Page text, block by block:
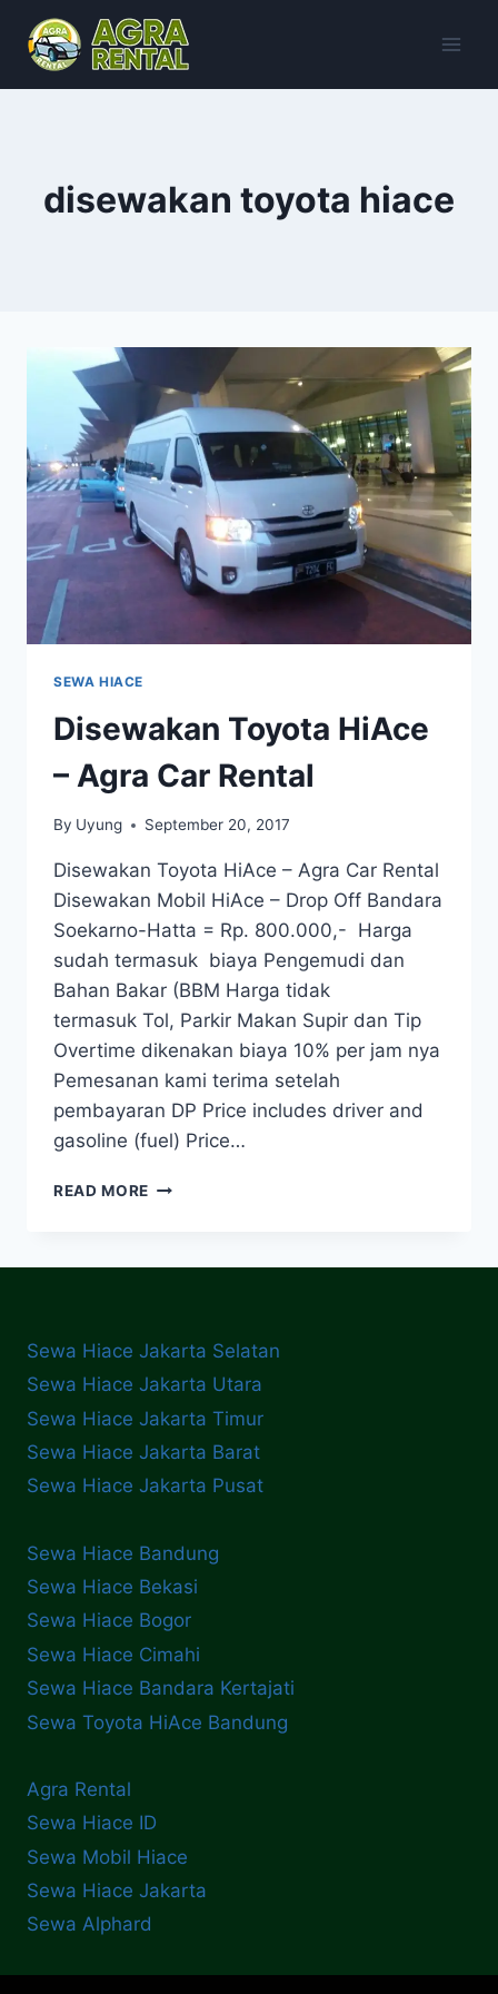
content
disewakan toyota hiace
SEWA HIACE
Disewakan Toyota HiAce
– Agra Car Rental
By Uyung September 20, 2017
Disewakan Toyota HiAce – Agra Car Rental
Disewakan Mobil HiAce – Drop Off Bandara
Soekarno-Hatta = Rp. 800.000,- Harga
sudah termasuk biaya Pengemudi dan
Bahan Bakar (BBM Harga tidak
termasuk Tol, Parkir Makan Supir dan Tip
Overtime dikenakan biaya 10% per jam nya
Pemesanan kami terima setelah
pembayaran DP Price includes driver and
gasoline (fuel) Price…
READ MORE DISEWAKAN
Sewa Hiace Jakarta Selatan
Sewa Hiace Jakarta Utara
Sewa Hiace Jakarta Timur
Sewa Hiace Jakarta Barat
Sewa Hiace Jakarta Pusat
Sewa Hiace Bandung
Sewa Hiace Bekasi
Sewa Hiace Bogor
Sewa Hiace Cimahi
Sewa Hiace Bandara Kertajati
Sewa Toyota HiAce Bandung
Agra Rental
Sewa Hiace ID
Sewa Mobil Hiace
Sewa Hiace Jakarta
Sewa Alphard